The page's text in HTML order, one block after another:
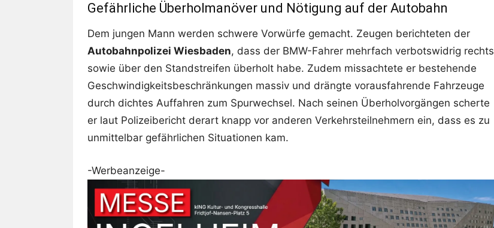
Gefährliche Überholmanöver und Nötigung auf der Autobahn
Dem jungen Mann werden schwere Vorwürfe gemacht. Zeugen berichteten der
Autobahnpolizei Wiesbaden, dass der BMW-Fahrer mehrfach verbotswidrig rechts
sowie über den Standstreifen überholt habe. Zudem missachtete er bestehende
Geschwindigkeitsbeschränkungen massiv und drängte vorausfahrende Fahrzeuge
durch dichtes Auffahren zum Spurwechsel. Nach seinen Überholvorgängen scherte
er laut Polizeibericht derart knapp vor anderen Verkehrsteilnehmern ein, dass es zu
unmittelbar gefährlichen Situationen kam.
-Werbeanzeige-